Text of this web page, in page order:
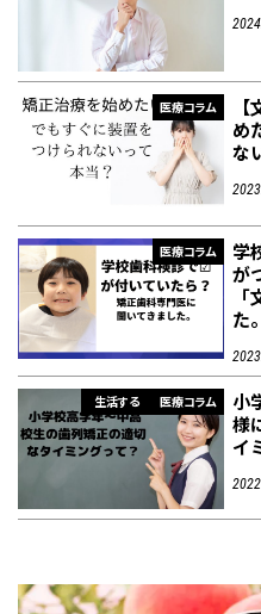
医療コラム
め
な
医療コラム
学
が
た。
生活する 医療コラム
小
様
イ